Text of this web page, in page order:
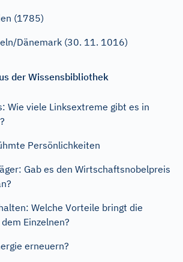
(1785)
Dänemark (30. 11. 1016)
der Wissensbibliothek
Wie viele Linksextreme gibt es in
Persönlichkeiten
Gab es den Wirtschaftsnobelpreis
Welche Vorteile bringt die
Einzelnen?
erneuern?